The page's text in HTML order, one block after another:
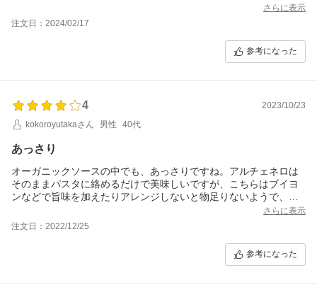
さらに表示
注文日：2024/02/17
参考になった
4
2023/10/23
kokoroyutakaさん
男性 40代
あっさり
オーガニックソースの中でも、あっさりですね。アルチェネロは
そのままパスタに絡めるだけで美味しいですが、こちらはブイヨ
ンなどで旨味を加えたりアレンジしないと物足りないようで、家
さらに表示
注文日：2022/12/25
参考になった